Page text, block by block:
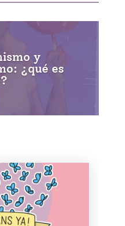
y
¿qué es